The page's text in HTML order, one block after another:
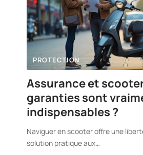
PROTECTION
Assurance et
garanties sont
indispensables ?
Naviguer en scooter offre une
solution pratique aux…